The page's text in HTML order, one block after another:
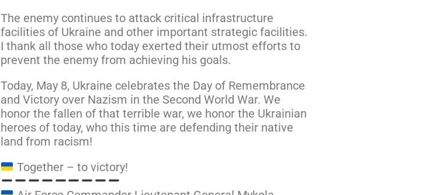
The enemy continues to attack critical infrastructure
facilities of Ukraine and other important strategic facilities.
I thank all those who today exerted their utmost efforts to
prevent the enemy from achieving his goals.
Today, May 8, Ukraine celebrates the Day of Remembrance
and Victory over Nazism in the Second World War. We
honor the fallen of that terrible war, we honor the Ukrainian
heroes of today, who this time are defending their native
land from racism!
Together – to victory!